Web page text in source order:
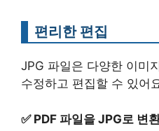
편리한 편집
JPG 파일은 다양한 이미
수정하고 편집할 수 있어
✅ PDF 파일을 JPG로 변